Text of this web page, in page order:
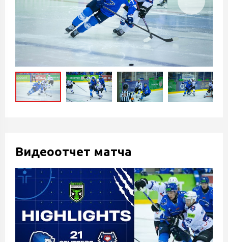
Видеоотчет матча